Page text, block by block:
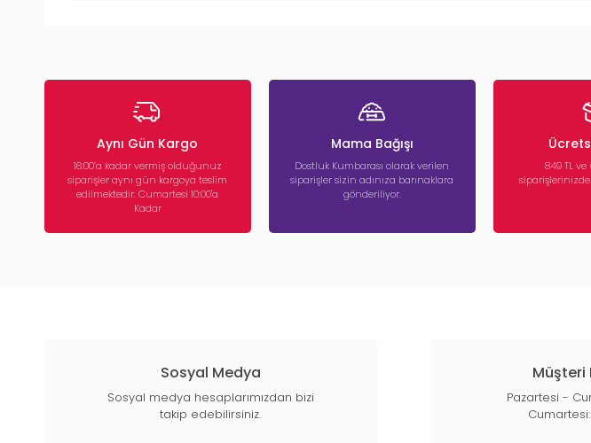
Aynı Gün Kargo
16:00’a kadar vermiş olduğunuz
siparişler aynı gün kargoya teslim
edilmektedir. Cumartesi 10:00'a
Kadar
Mama Bağışı
Dostluk Kumbarası olarak verilen
siparişler sizin adınıza barınaklara
gönderiliyor.
849 TL
Sosyal Medya
Sosyal medya hesaplarımızdan bizi
takip edebilirsiniz.
Müşteri
Pazartesi -